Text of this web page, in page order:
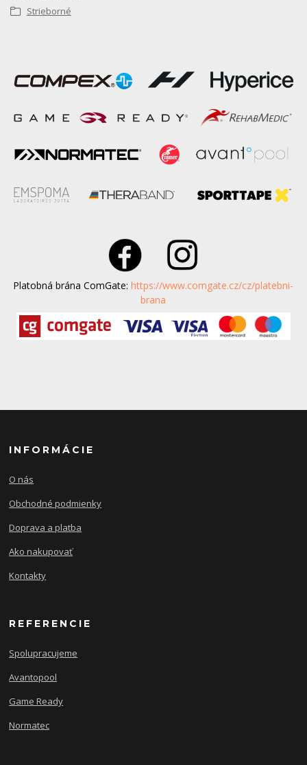
Strieborné
Platobná brána ComGate:https://www.comgate.cz/cz/platebni-
brana
INFORMÁCIE
O nás
Obchodné podmienky
Doprava a platba
Ako nakupovať
Kontakty
REFERENCIE
Spolupracujeme
Avantopool
Game Ready
Normatec